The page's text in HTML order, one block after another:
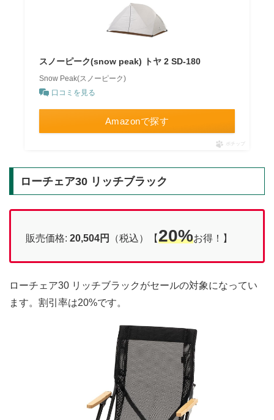
スノーピーク(snow peak) トヤ 2 SD-180
Snow Peak(スノーピーク)
口コミを見る
Amazonで探す
ポチップ
ローチェア30 リッチブラック
販売価格: 20,504円 （税込）【20%お得！】
ローチェア30 リッチブラックがセールの対象になってい
ます。割引率は20%です。